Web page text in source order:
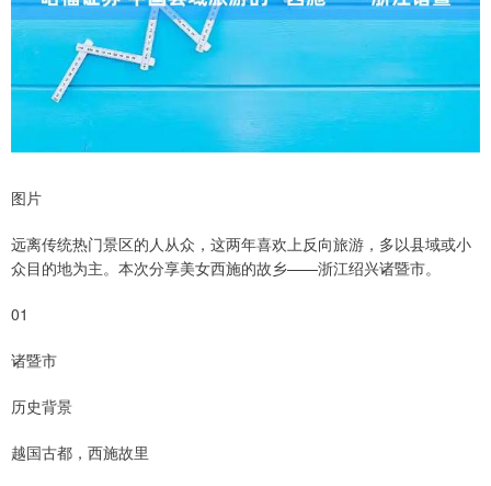
图片
远离传统热门景区的人从众，这两年喜欢上反向旅游，多以县域或小
众目的地为主。本次分享美女西施的故乡——浙江绍兴诸暨市。
01
诸暨市
历史背景
越国古都，西施故里